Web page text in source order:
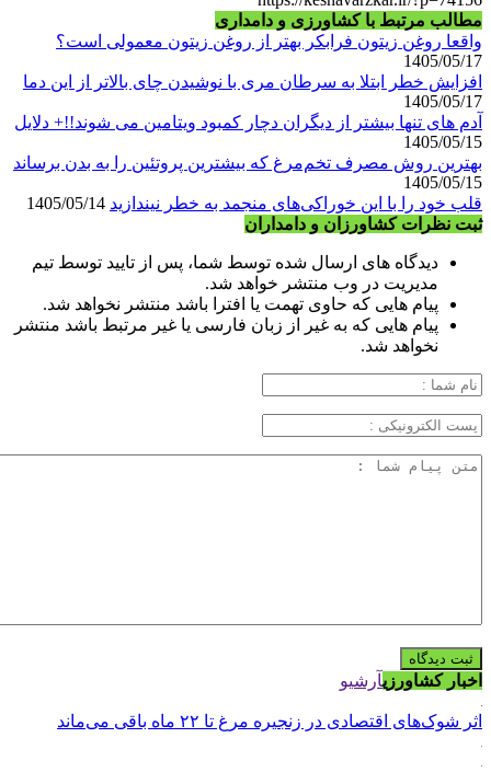
مطالب مرتبط با کشاورزی و دامداری
واقعا روغن زیتون فرابکر بهتر از روغن زیتون معمولی است؟
1405/05/17
افزایش خطر ابتلا به سرطان مری با نوشیدن چای بالاتر از این دما
1405/05/17
آدم های تنها بیشتر از دیگران دچار کمبود ویتامین می شوند!!+ دلایل
1405/05/15
بهترین روش مصرف تخم‌مرغ که بیشترین پروتئین را به بدن برساند
1405/05/15
قلب خود را با این خوراکی‌های منجمد به خطر نیندازید
ثبت نظرات کشاورزان و دامداران
دیدگاه های ارسال شده توسط شما، پس از تایید توسط تیم
مدیریت در وب منتشر خواهد شد.
پیام هایی که حاوی تهمت یا افترا باشد منتشر نخواهد شد.
پیام هایی که به غیر از زبان فارسی یا غیر مرتبط باشد منتشر
نخواهد شد.
اخبار کشاورزیآرشیو
اثر شوک‌های اقتصادی در زنجیره مرغ تا ۲۲ ماه باقی می‌ماند